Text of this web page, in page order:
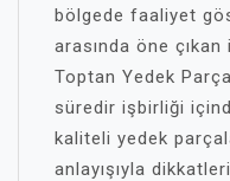
bölgede faaliyet
arasında öne
Toptan Yedek
süredir işbirliği
kaliteli yedek
anlayışıyla